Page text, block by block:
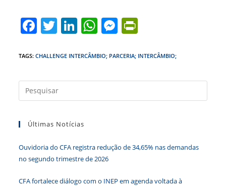
F
c
b
o
o
T
itt
Li
k
n
W
at
p
M
ss
g
tF
n
TAGS:CHALLENGE INTERCÂMBIO; PARCERIA; INTERCÂMBIO;
a
Últimas Notícias
Ouvidoria do CFA registra redução de 34,65% nas demandas
no segundo trimestre de 2026
CFA fortalece diálogo com o INEP em agenda voltada à